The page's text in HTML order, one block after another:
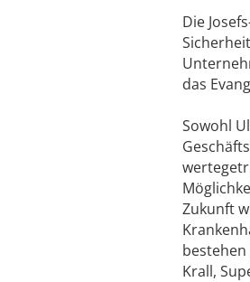
Die
das
Sowohl
Zukunft
Krall,